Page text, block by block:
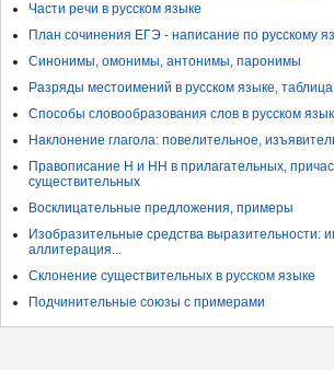
Части речи в русском языке
План сочинения ЕГЭ - написание по русскому
Синонимы, омонимы, антонимы, паронимы
Разряды местоимений в русском языке,
Способы словообразования слов в русском
Наклонение глагола: повелительное,
Правописание Н и НН в прилагательных,
существительных
Восклицательные предложения, примеры
Изобразительные средства выразительности:
аллитерация...
Склонение существительных в русском языке
Подчинительные союзы с примерами